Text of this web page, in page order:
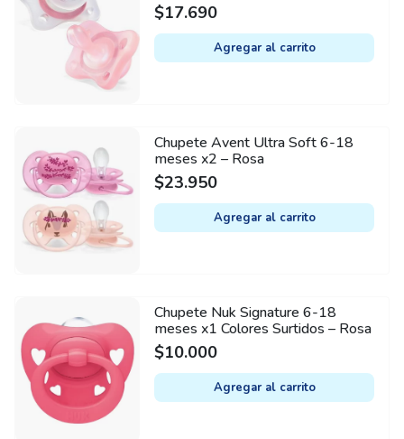
$17.690
Agregar al carrito
Chupete Avent Ultra Soft 6-18
meses x2 – Rosa
$23.950
Agregar al carrito
Chupete Nuk Signature 6-18
meses x1 Colores Surtidos – Rosa
$10.000
Agregar al carrito